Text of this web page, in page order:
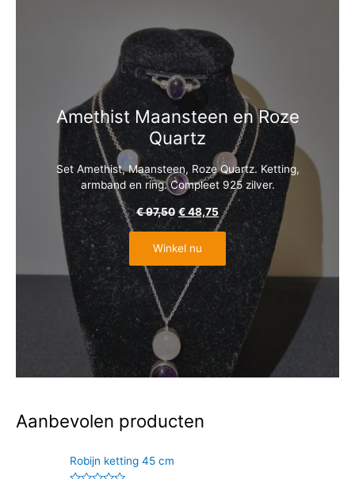
Amethist Maansteen en Roze
Quartz
Set Amethist, Maansteen, Roze Quartz. Ketting,
armband en ring. Compleet 925 zilver.
€97,50 €48,75
Winkel nu
Aanbevolen producten
Robijn ketting 45 cm